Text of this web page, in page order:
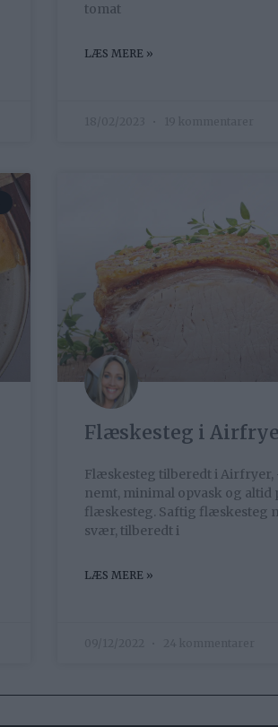
tomat
LÆS MERE »
Flæskesteg i
Flæskesteg tilberedt i Airfryer,
nemt, minimal opvask og altid
flæskesteg. Saftig flæskesteg
svær, tilberedt i
LÆS MERE »